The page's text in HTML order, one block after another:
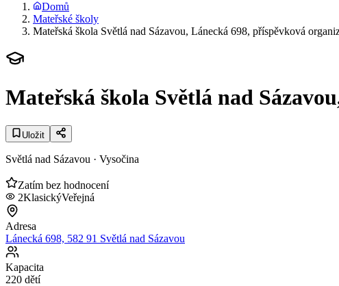
Domů
Mateřské školy
Mateřská škola Světlá nad Sázavou, Lánecká 698, příspěvková
Mateřská škola Světlá nad
Uložit
Světlá nad Sázavou · Vysočina
Zatím bez hodnocení
2KlasickýVeřejná
Adresa
Lánecká 698, 582 91 Světlá nad Sázavou
Kapacita
220 dětí